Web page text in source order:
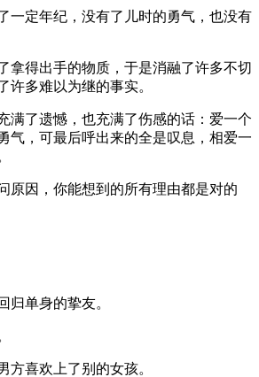
一定年纪，没有了儿时的勇气，也没有
拿得出手的物质，于是消融了许多不切
许多难以为继的事实。
满了遗憾，也充满了伤感的话：爱一个
气，可最后呼出来的全是叹息，相爱一
原因，你能想到的所有理由都是对的
归单身的挚友。
方喜欢上了别的女孩。